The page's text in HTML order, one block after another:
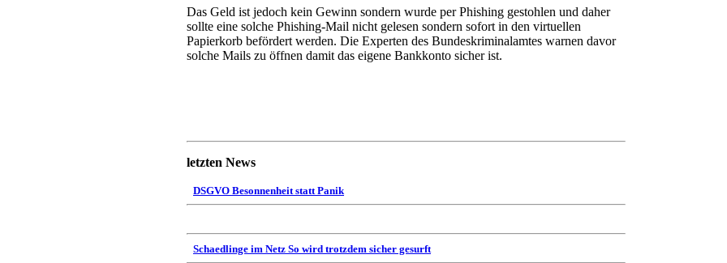
Das Geld ist jedoch kein Gewinn sondern wurde per Phishing gestohlen und daher
sollte eine solche Phishing-Mail nicht gelesen sondern sofort in den virtuellen
Papierkorb befördert werden. Die Experten des Bundeskriminalamtes warnen davor
solche Mails zu öffnen damit das eigene Bankkonto sicher ist.
letzten News
DSGVO Besonnenheit statt Panik
Schaedlinge im Netz So wird trotzdem sicher gesurft